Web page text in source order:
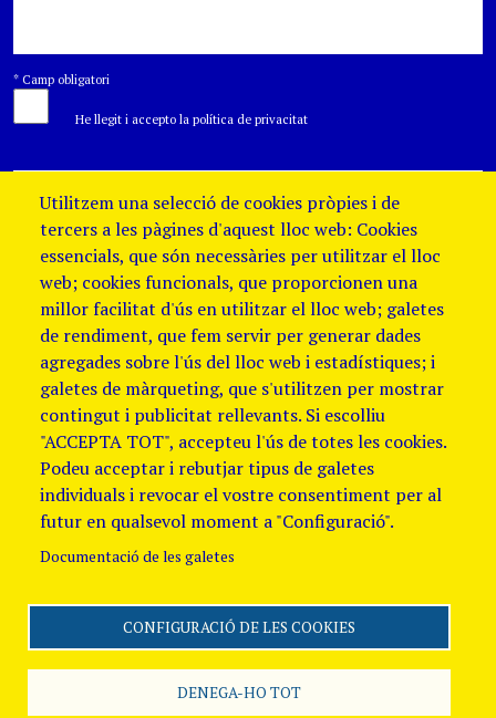
* Camp obligatori
He llegit i accepto la política de privacitat
Utilitzem una selecció de cookies pròpies i de
tercers a les pàgines d'aquest lloc web: Cookies
essencials, que són necessàries per utilitzar el lloc
web; cookies funcionals, que proporcionen una
millor facilitat d'ús en utilitzar el lloc web; galetes
de rendiment, que fem servir per generar dades
agregades sobre l'ús del lloc web i estadístiques; i
galetes de màrqueting, que s'utilitzen per mostrar
contingut i publicitat rellevants. Si escolliu
"ACCEPTA TOT", accepteu l'ús de totes les cookies.
Podeu acceptar i rebutjar tipus de galetes
individuals i revocar el vostre consentiment per al
futur en qualsevol moment a "Configuració".
Documentació de les galetes
CONFIGURACIÓ DE LES COOKIES
DENEGA-HO TOT
Política de